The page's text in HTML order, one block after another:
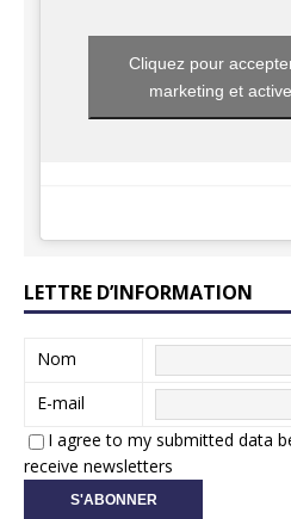
Cliquez pour
marketing et
LETTRE D’INFORMATION
Nom
E-mail
I agree to my submitted data
receive newsletters